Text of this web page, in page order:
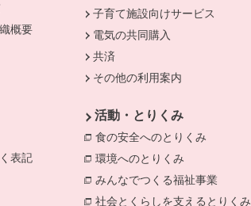
別のウィンドウで開きます。
概要
表記
子育て施設向けサービス
電気の共同購入
共済
その他の利用案内
活動・とりくみ
食の安全へのとりくみ
環境へのとりくみ
みんなでつくる福祉事業
社会とくらしを支えるとりくみ